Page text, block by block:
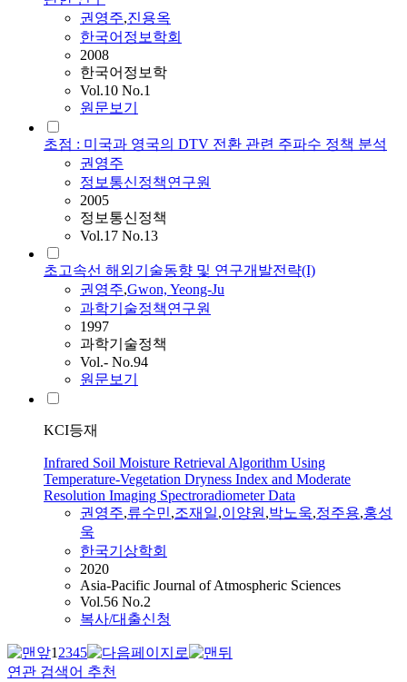
권영주,진용옥
한국어정보학회
2008
한국어정보학
Vol.10 No.1
원문보기
초점 : 미국과 영국의 DTV 전환 관련 주파수 정책 분석
권영주
정보통신정책연구원
2005
정보통신정책
Vol.17 No.13
초고속선 해외기술동향 및 연구개발전략(I)
권영주,Gwon, Yeong-Ju
과학기술정책연구원
1997
과학기술정책
Vol.- No.94
원문보기
KCI등재
Infrared Soil Moisture Retrieval Algorithm Using
Temperature-Vegetation Dryness Index and Moderate
Resolution Imaging Spectroradiometer Data
권영주,류수민,조재일,이양원,박노욱,정주용,홍성
욱
한국기상학회
2020
Asia-Pacific Journal of Atmospheric Sciences
Vol.56 No.2
복사/대출신청
12345
연관 검색어 추천